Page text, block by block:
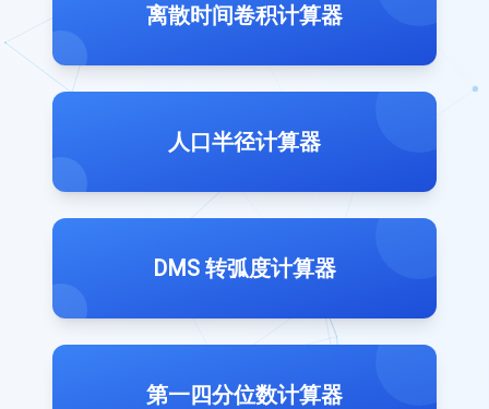
离散时间卷积计算器
人口半径计算器
DMS 转弧度计算器
第一四分位数计算器